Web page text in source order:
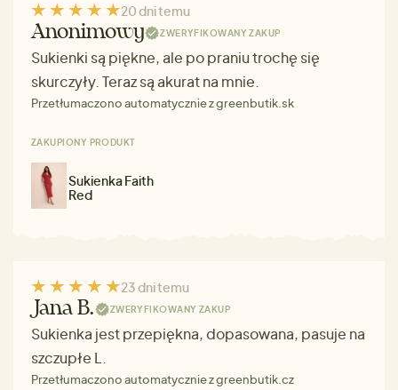
20 dni temu
Anonimowy ZWERYFIKOWANY ZAKUP
Sukienki są piękne, ale po praniu trochę się
skurczyły. Teraz są akurat na mnie.
Przetłumaczono automatycznie z greenbutik.sk
ZAKUPIONY PRODUKT
Sukienka Faith
Red
23 dni temu
Jana B. ZWERYFIKOWANY ZAKUP
Sukienka jest przepiękna, dopasowana, pasuje na
szczupłe L.
Przetłumaczono automatycznie z greenbutik.cz